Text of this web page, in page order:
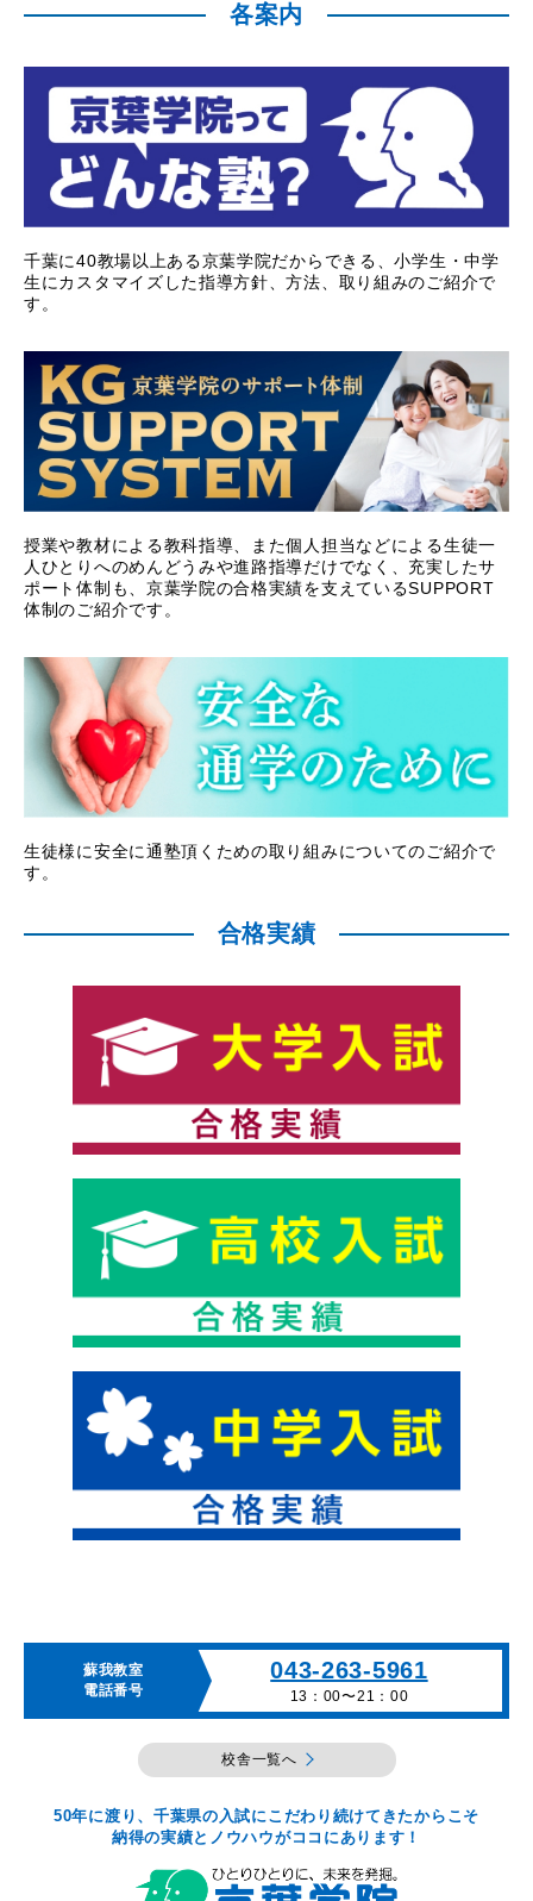
各案内
千葉に40教場以上ある京葉学院だからできる、小学生・中学
生にカスタマイズした指導方針、方法、取り組みのご紹介で
す。
授業や教材による教科指導、また個人担当などによる生徒一
人ひとりへのめんどうみや進路指導だけでなく、充実したサ
ポート体制も、京葉学院の合格実績を支えているSUPPORT
体制のご紹介です。
生徒様に安全に通塾頂くための取り組みについてのご紹介で
す。
合格実績
蘇我教室
電話番号
043-263-5961
13：00〜21：00
校舎一覧へ
50年に渡り、千葉県の入試にこだわり続けてきたからこそ
納得の実績とノウハウがココにあります！